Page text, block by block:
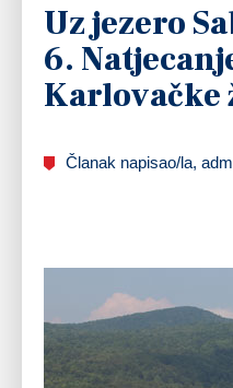
Uz jezero
6.
Karlovačke
Članak napisao/la,